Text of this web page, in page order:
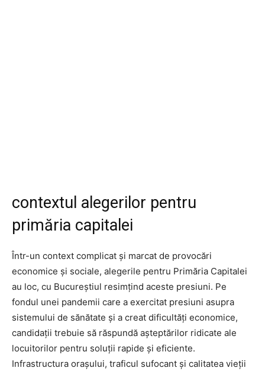
contextul alegerilor pentru
primăria capitalei
Într-un context complicat şi marcat de provocări
economice şi sociale, alegerile pentru Primăria Capitalei
au loc, cu Bucureștiul resimțind aceste presiuni. Pe
fondul unei pandemii care a exercitat presiuni asupra
sistemului de sănătate și a creat dificultăți economice,
candidații trebuie să răspundă așteptărilor ridicate ale
locuitorilor pentru soluții rapide și eficiente.
Infrastructura orașului, traficul sufocant și calitatea vieții